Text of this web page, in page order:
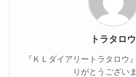
トラタロウ
『ＫＬダイアリートラタロウ
りがとうございま